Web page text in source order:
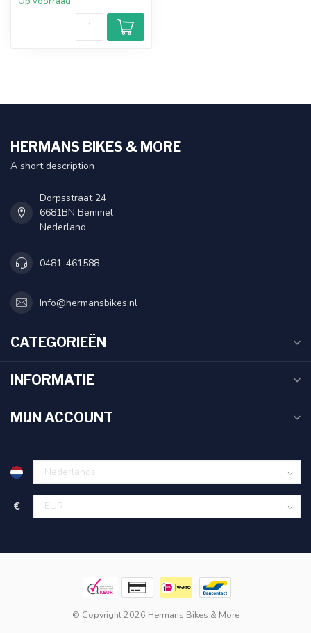
HERMANS BIKES & MORE
A short description
Dorpsstraat 24
6681BN Bemmel
Nederland
0481-461588
Info@hermansbikes.nl
CATEGORIEËN
INFORMATIE
MIJN ACCOUNT
€
© Copyright 2026 Hermans Bikes & More